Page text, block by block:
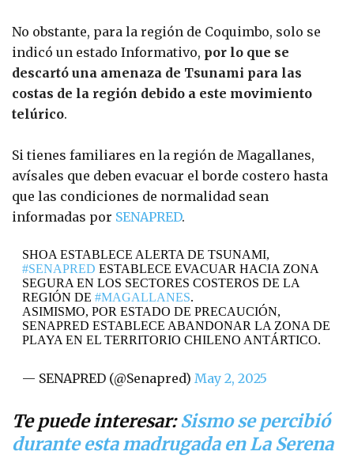
No obstante, para la región de Coquimbo, solo se
indicó un estado Informativo, por lo que se
descartó una amenaza de Tsunami para las
costas de la región debido a este movimiento
telúrico.
Si tienes familiares en la región de Magallanes,
avísales que deben evacuar el borde costero hasta
que las condiciones de normalidad sean
informadas por SENAPRED.
SHOA ESTABLECE ALERTA DE TSUNAMI,
#SENAPRED ESTABLECE EVACUAR HACIA ZONA
SEGURA EN LOS SECTORES COSTEROS DE LA
REGIÓN DE #MAGALLANES.
ASIMISMO, POR ESTADO DE PRECAUCIÓN,
SENAPRED ESTABLECE ABANDONAR LA ZONA DE
PLAYA EN EL TERRITORIO CHILENO ANTÁRTICO.
— SENAPRED (@Senapred) May 2, 2025
Te puede interesar:Sismo se percibió
durante esta madrugada en La Serena